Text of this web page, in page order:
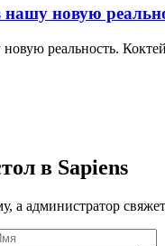
новую
реальность.
в Sapiens
а администратор